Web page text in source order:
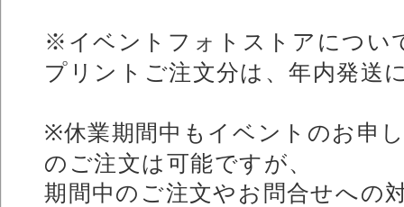
※イベントフォトストアについ
プリントご注文分は、年内発送
※休業期間中もイベントのお申
のご注文は可能ですが、
期間中のご注文やお問合せへの